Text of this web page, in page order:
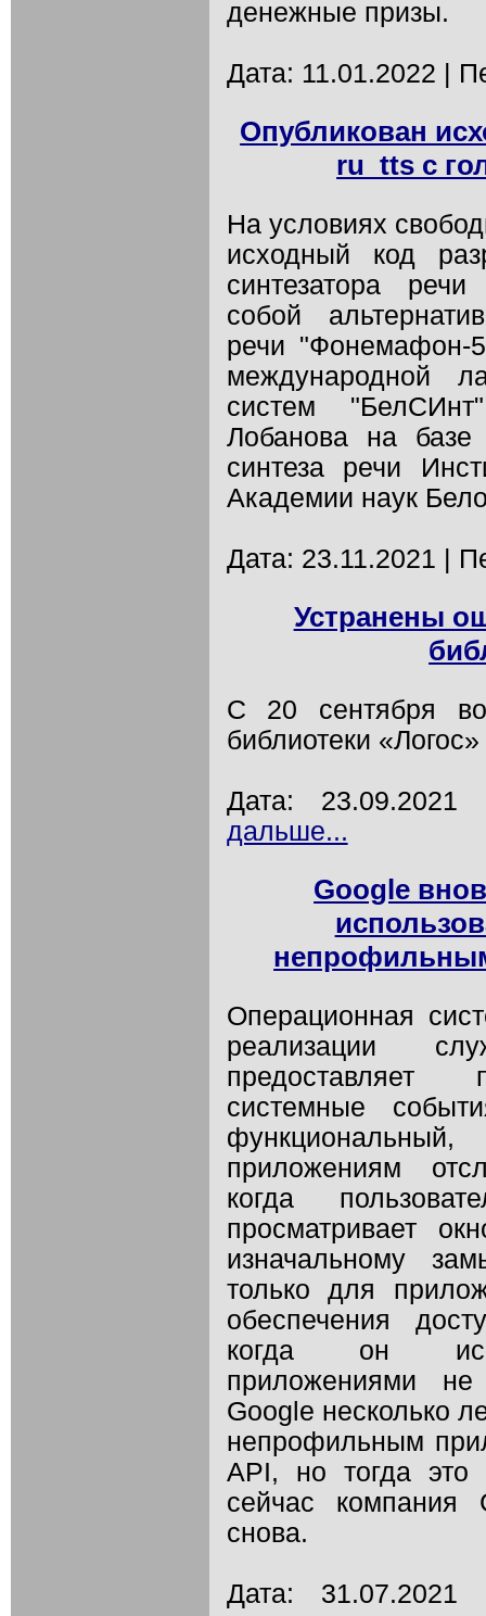
денежные призы.
Дата: 11.01.2022 |
Опубликован
ru_tts с
На условиях
исходный код
синтезатора
собой
речи "Фонемафон-
международной
систем
Лобанова на базе
синтеза речи
Академии наук
Дата: 23.11.2021 |
Устранены
С 20 сентября
библиотеки
Дата:
дальше...
Google
Операционная
реализации
предоставляет
системные
приложениям
когда
просматривает
изначальному
только для
обеспечения
когда он
приложениями
Google несколько
непрофильным
API, но тогда это
сейчас компания
снова.
Дата: